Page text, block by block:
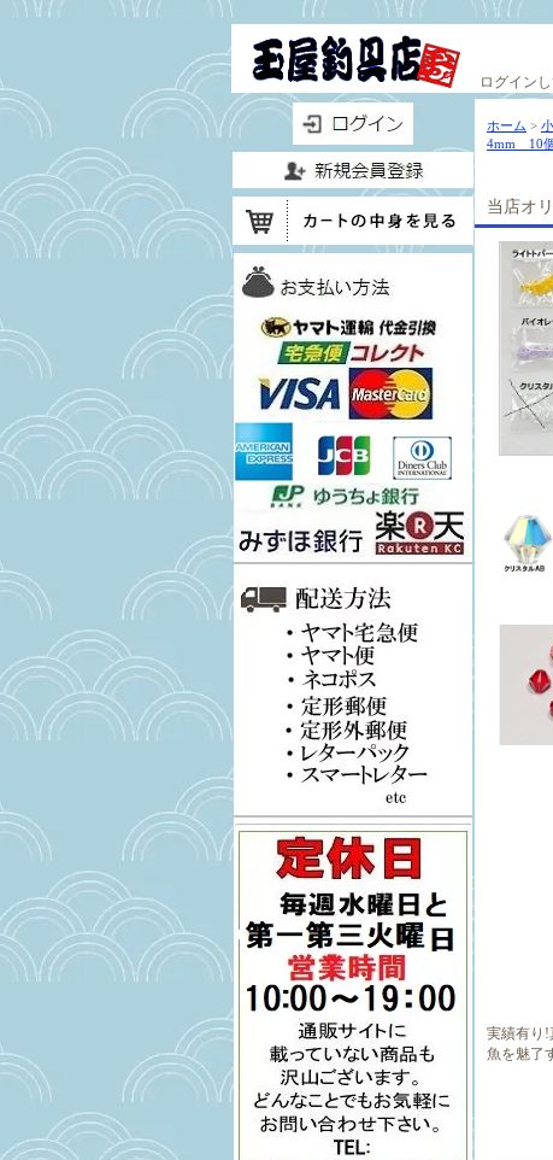
ログイン
ホーム >
4mm 10
当店オ
実績有り!
魚を魅了